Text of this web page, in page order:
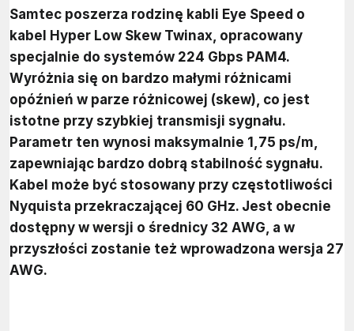
Samtec poszerza rodzinę kabli Eye Speed o
kabel Hyper Low Skew Twinax, opracowany
specjalnie do systemów 224 Gbps PAM4.
Wyróżnia się on bardzo małymi różnicami
opóźnień w parze różnicowej (skew), co jest
istotne przy szybkiej transmisji sygnału.
Parametr ten wynosi maksymalnie 1,75 ps/m,
zapewniając bardzo dobrą stabilność sygnału.
Kabel może być stosowany przy częstotliwości
Nyquista przekraczającej 60 GHz. Jest obecnie
dostępny w wersji o średnicy 32 AWG, a w
przyszłości zostanie też wprowadzona wersja 27
AWG.